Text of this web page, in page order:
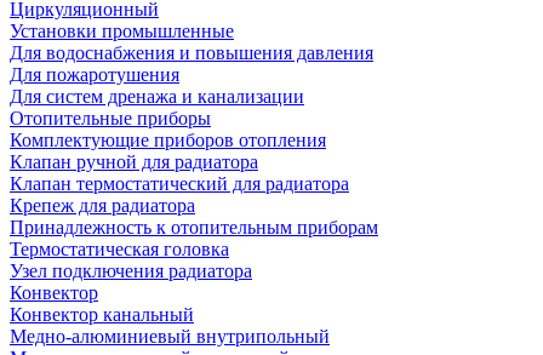
Циркуляционный
Установки промышленные
Для водоснабжения и повышения давления
Для пожаротушения
Для систем дренажа и канализации
Отопительные приборы
Комплектующие приборов отопления
Клапан ручной для радиатора
Клапан термостатический для радиатора
Крепеж для радиатора
Принадлежность к отопительным приборам
Термостатическая головка
Узел подключения радиатора
Конвектор
Конвектор канальный
Медно-алюминиевый внутрипольный